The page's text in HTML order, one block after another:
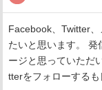
Facebook、Twitter
たいと思います。 発
ージと思っていただ
tterをフォローするも